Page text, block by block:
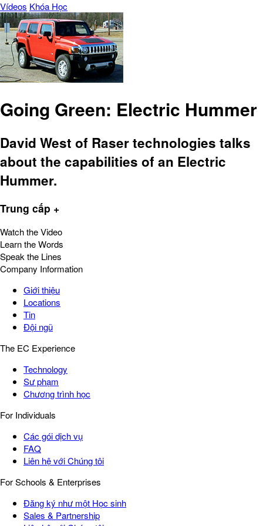
Vídeos Khóa Học
Going Green: Electric Hummer
David West of Raser technologies talks
about the capabilities of an Electric
Hummer.
Trung cấp +
Watch the Video
Learn the Words
Speak the Lines
Company Information
Giới thiệu
Locations
Tin
Đội ngũ
The EC Experience
Technology
Sư phạm
Chương trình học
For Individuals
Các gói dịch vụ
FAQ
Liên hệ với Chúng tôi
For Schools & Enterprises
Đăng ký như một Học sinh
Sales & Partnership